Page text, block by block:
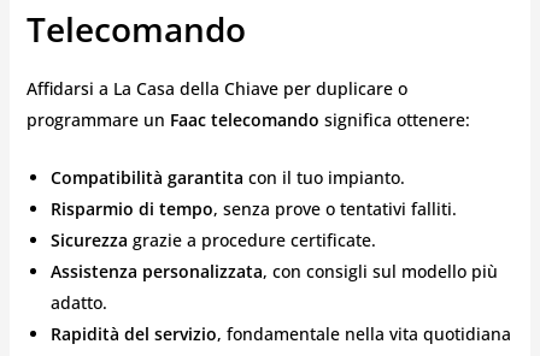
Telecomando
Affidarsi a La Casa della Chiave per duplicare o
programmare un Faac telecomando significa ottenere:
Compatibilità garantita con il tuo impianto.
Risparmio di tempo, senza prove o tentativi falliti.
Sicurezza grazie a procedure certificate.
Assistenza personalizzata, con consigli sul modello più
adatto.
Rapidità del servizio, fondamentale nella vita quotidiana